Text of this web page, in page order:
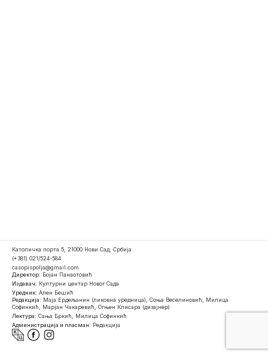
Католичка порта 5, 21000 Нови Сад, Србија
(+381) 021/524-584
casopispolja@gmail.com
Директор: Бојан Панаотовић
Издавач: Културни центар Новог Сада
Уредник: Ален Бешић
Редакција: Маја Ердељанин (ликовна уредница), Соња Веселиновић, Милица
Софинкић, Марјан Чакаревић, Огњен Клисара (дизајнер)
Лектура: Сања Бркић, Милица Софинкић
Администрација и пласман: Редакција